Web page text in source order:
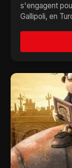
s'engagent
Gallipoli, en